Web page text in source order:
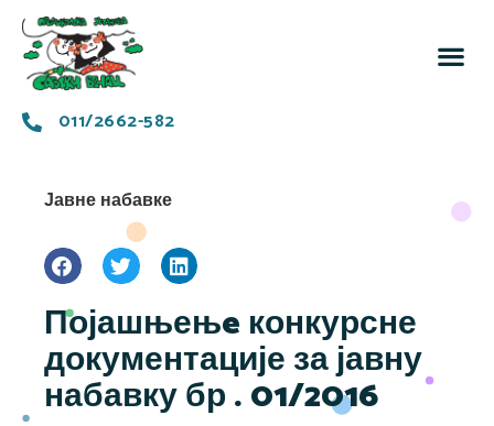
011/2662-582
Јавне набавке
Појашњењe конкурсне
документације за јавну
набавку бр . 01/2016